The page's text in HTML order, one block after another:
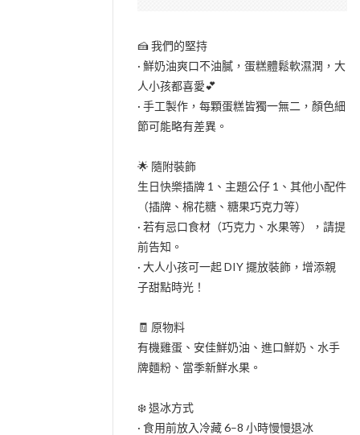
🍰 我們的堅持
· 鮮奶油爽口不油膩，蛋糕體鬆軟濕潤，大
人小孩都喜愛💕
· 手工製作，每顆蛋糕皆獨一無二，顏色細
節可能略有差異。
🌟 隨附裝飾
生日快樂插牌 1、主題公仔 1、其他小配件
（插牌、棉花糖、糖果巧克力等）
· 若有忌口食材（巧克力、水果等），請提
前告知。
· 大人小孩可一起 DIY 擺放裝飾，增添親
子甜點時光！
🧾 原物料
有機雞蛋、安佳鮮奶油、進口鮮奶、水手
牌麵粉、當季新鮮水果。
❄️ 退冰方式
· 食用前放入冷藏 6–8 小時慢慢退冰